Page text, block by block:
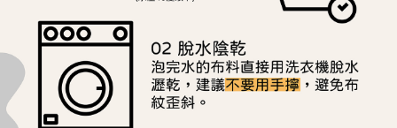
時審查核予不同之上限額度；若仍有額度不足之情形，本公司將視審查結果
請求用戶進行身份認證。
５．嚴禁一人註冊多個帳號或使用他人資訊註冊。若發現惡意使用之情形，
恩沛科技股份有限公司將有權停止該用戶之使用額度並採取法律行動。